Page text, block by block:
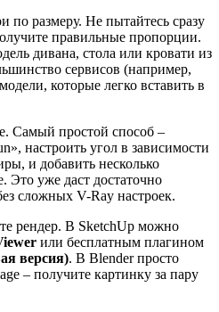
по размеру. Не пытайтесь сразу
правильные пропорции.
дивана, стола или кровати из
сервисов (например,
которые легко вставить в
Самый простой способ –
настроить угол в зависимости
и добавить несколько
уже даст достаточно
сложных V-Ray настроек.
рендер. В SketchUp можно
или бесплатным плагином
версия). В Blender просто
– получите картинку за пару